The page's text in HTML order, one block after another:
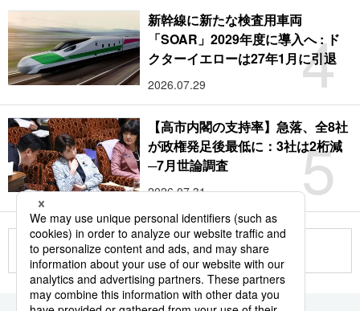
4
新幹線に新たな検査用車両
「SOAR」2029年度に導入へ : ド
クターイエローは27年1月に引退
2026.07.29
5
【高市内閣の支持率】急落、全8社
が政権発足後最低に：3社は2桁減
─7月世論調査
2026.07.31
もっと見る